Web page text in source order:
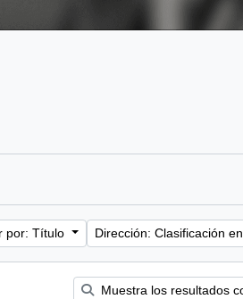
por: Título Dirección: Clasificación
Muestra los resultados